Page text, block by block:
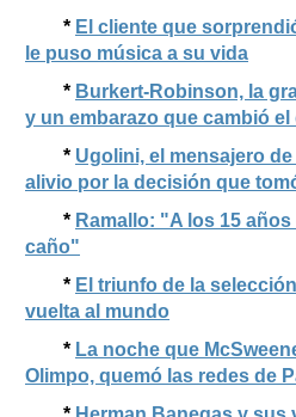
* El cliente que
le puso música a su vida
* Burkert-Robinson, la
y un embarazo que cambió
* Ugolini, el mensajero
alivio por la decisión que
* Ramallo: "A los 15
caño"
* El triunfo de la
vuelta al mundo
* La noche que
Olimpo, quemó las redes de